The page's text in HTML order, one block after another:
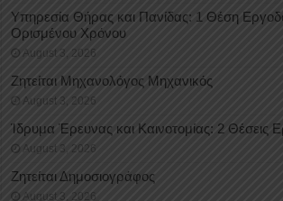
Υπηρεσία Θήρας και Πανίδας: 1 Θέση
Oρισμένου Xρόνου
August 3, 2026
Ζητείται Μηχανολόγος Μηχανικός
August 3, 2026
Ίδρυμα Έρευνας και Καινοτομίας: 2 Θέσεις
August 3, 2026
Ζητείται Δημοσιογράφος
August 3, 2026